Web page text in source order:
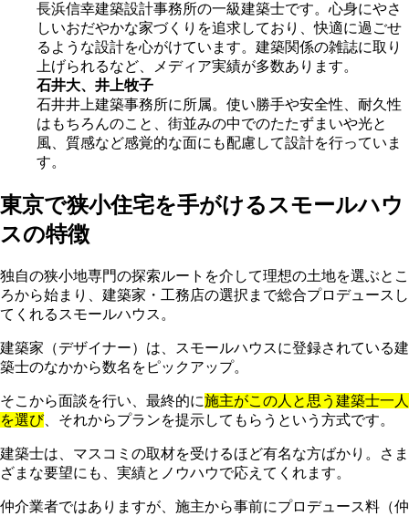
長浜信幸建築設計事務所の一級建築士です。心身にやさ
しいおだやかな家づくりを追求しており、快適に過ごせ
るような設計を心がけています。建築関係の雑誌に取り
上げられるなど、メディア実績が多数あります。
石井大、井上牧子
石井井上建築事務所に所属。使い勝手や安全性、耐久性
はもちろんのこと、街並みの中でのたたずまいや光と
風、質感など感覚的な面にも配慮して設計を行っていま
す。
東京で狭小住宅を手がけるスモールハウ
スの特徴
独自の狭小地専門の探索ルートを介して理想の土地を選ぶとこ
ろから始まり、建築家・工務店の選択まで総合プロデュースし
てくれるスモールハウス。
建築家（デザイナー）は、スモールハウスに登録されている建
築士のなかから数名をピックアップ。
そこから面談を行い、最終的に施主がこの人と思う建築士一人
を選び、それからプランを提示してもらうという方式です。
建築士は、マスコミの取材を受けるほど有名な方ばかり。さま
ざまな要望にも、実績とノウハウで応えてくれます。
仲介業者ではありますが、施主から事前にプロデュース料（仲